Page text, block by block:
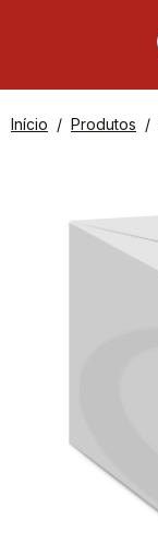
Início Produtos